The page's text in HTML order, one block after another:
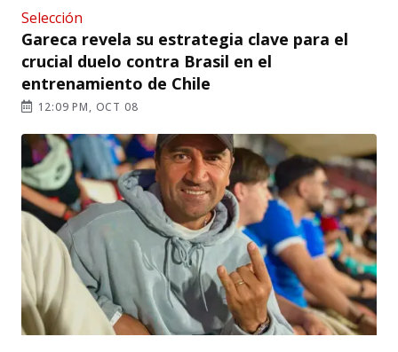
Selección
Gareca revela su estrategia clave para el
crucial duelo contra Brasil en el
entrenamiento de Chile
12:09 PM, OCT 08